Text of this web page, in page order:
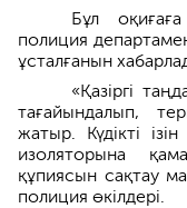
Бұл
полиция
ұсталғанын
«Қазіргі
тағайындалып,
жатыр. Күдікті
изоляторына
құпиясын сақтау
полиция өкілдері.